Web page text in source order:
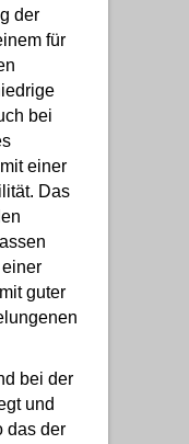
der
für
bei
einer
Das
guter
bei der
und
das der